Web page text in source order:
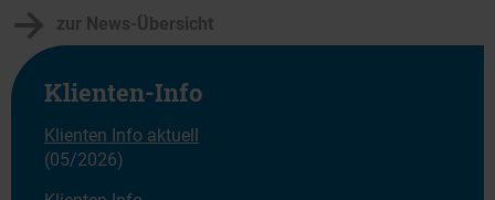
zur News-Übersicht
Klienten-Info
Klienten Info aktuell
(05/2026)